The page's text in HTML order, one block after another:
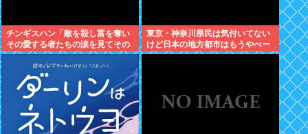
チンギスハン「敵を殺し富を奪い
その愛する者たちの涙を見てその
妻や娘をレ●プするのが最大の喜
東京・神奈川県民は気付いてない
けど日本の地方都市はもうやべー
ぞ